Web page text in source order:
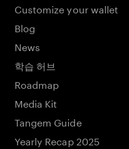
Customize your wallet
Blog
News
학습 허브
Roadmap
Media Kit
Tangem Guide
Yearly Recap 2025